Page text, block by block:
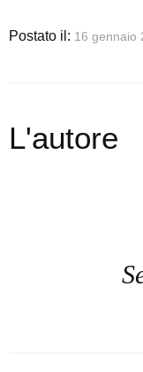
Postato il: 16 gennaio
L'autore